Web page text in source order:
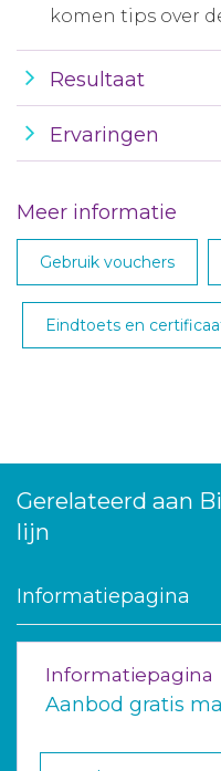
komen tips over
Resultaat
Ervaringen
Meer informatie
Gebruik vouchers
Eindtoets en
Gerelateerd aan
lijn
Informatiepagina
Informatiepagina
Aanbod gratis